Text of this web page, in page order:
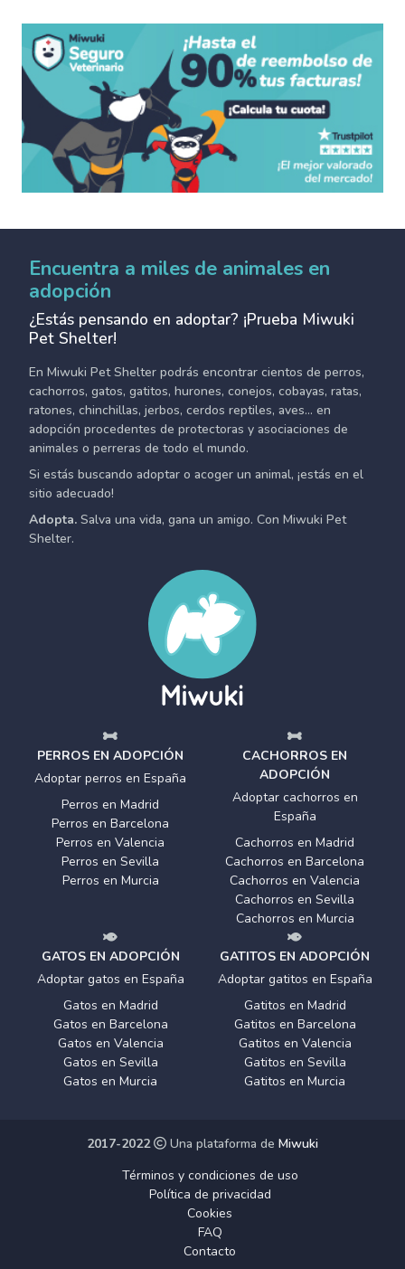
Encuentra a miles de animales en
adopción
¿Estás pensando en adoptar? ¡Prueba Miwuki
Pet Shelter!
En Miwuki Pet Shelter podrás encontrar cientos de perros,
cachorros, gatos, gatitos, hurones, conejos, cobayas, ratas,
ratones, chinchillas, jerbos, cerdos reptiles, aves... en
adopción procedentes de protectoras y asociaciones de
animales o perreras de todo el mundo.
Si estás buscando adoptar o acoger un animal, ¡estás en el
sitio adecuado!
Adopta. Salva una vida, gana un amigo. Con Miwuki Pet
Shelter.
PERROS EN ADOPCIÓN
Adoptar perros en España
Perros en Madrid
Perros en Barcelona
Perros en Valencia
Perros en Sevilla
Perros en Murcia
CACHORROS EN
ADOPCIÓN
Adoptar cachorros en
España
Cachorros en Madrid
Cachorros en Barcelona
Cachorros en Valencia
Cachorros en Sevilla
Cachorros en Murcia
GATOS EN ADOPCIÓN
Adoptar gatos en España
Gatos en Madrid
Gatos en Barcelona
Gatos en Valencia
Gatos en Sevilla
Gatos en Murcia
GATITOS EN ADOPCIÓN
Adoptar gatitos en España
Gatitos en Madrid
Gatitos en Barcelona
Gatitos en Valencia
Gatitos en Sevilla
Gatitos en Murcia
2017-2022 Una plataforma de Miwuki
Términos y condiciones de uso
Política de privacidad
Cookies
FAQ
Contacto